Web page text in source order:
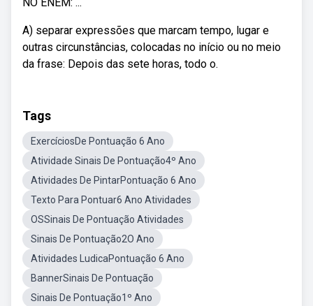
A) separar expressões que marcam tempo, lugar e
outras circunstâncias, colocadas no início ou no meio
da frase: Depois das sete horas, todo o.
Tags
ExercíciosDe Pontuação 6 Ano
Atividade Sinais De Pontuação4º Ano
Atividades De PintarPontuação 6 Ano
Texto Para Pontuar6 Ano Atividades
OSSinais De Pontuação Atividades
Sinais De Pontuação2O Ano
Atividades LudicaPontuação 6 Ano
BannerSinais De Pontuação
Sinais De Pontuação1º Ano